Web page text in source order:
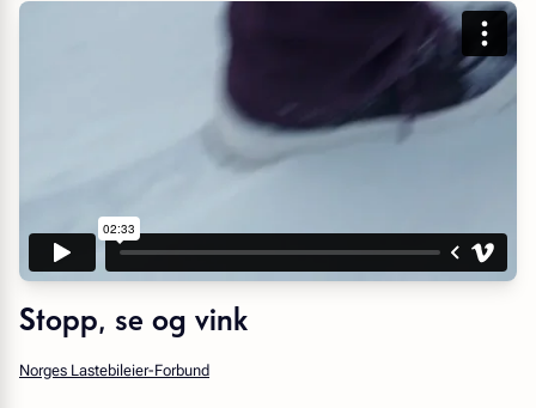
Stopp, se og vink
Norges Lastebileier-Forbund